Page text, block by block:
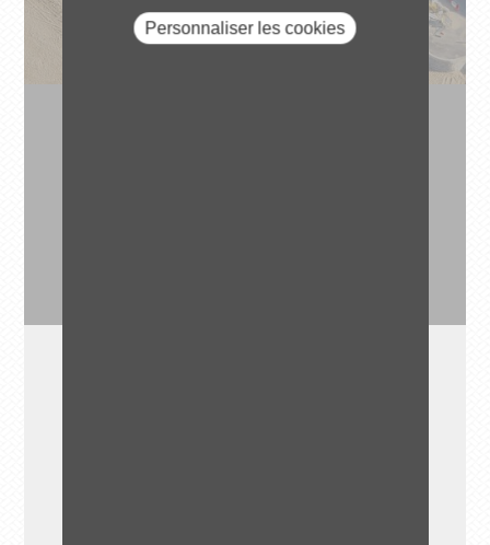
Personnaliser les cookies